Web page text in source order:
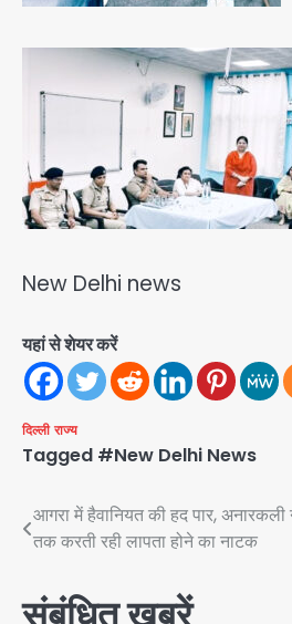
New Delhi news
यहां से शेयर करें
दिल्ली राज्य
Tagged #New Delhi News
Post
navigation
आगरा में हैवानियत की हद पार,
तक करती रही लापता होने का नाटक